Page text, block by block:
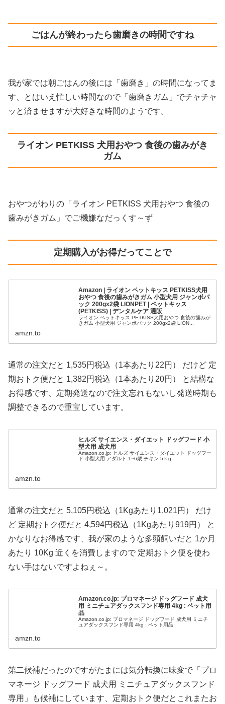
ごはんが終わったら歯磨きの時間ですね
我が家では朝ごはんの後には「歯磨き」の時間になってま
す、とはいえ忙しい時間なので「歯磨きガム」でチャチャ
ッと済ませますが大好きな時間のようです。
ライオン PETKISS 犬用おやつ 食後の歯みがき
ガム
おやつがわりの「ライオン PETKISS 犬用おやつ 食後の
歯みがきガム」でご機嫌なだっくす～ず
定期購入がお得だってことで
Amazon | ライオン ペットキッス PETKISS犬用
おやつ 食後の歯みがきガム 小型犬用 ジャンボパ
ック 200gx2袋 LIONPET | ペットキッス
(PETKISS) | デンタルケア 通販
ライオン ペットキッス PETKISS犬用おやつ 食後の歯みが
きガム 小型犬用 ジャンボパック 200gx2袋 LION...
amzn.to
通常の注文だと 1,535円税込（1本あたり22円） だけど 定
期おトク便だと 1,382円税込（1本あたり20円） と結構な
お得感です、定期発送なので注文忘れもないし発送時期も
調整できるので重宝しています。
ヒルズ サイエンス・ダイエット ドッグフード 小
型犬用 成犬用
Amazon.co.jp: ヒルズ サイエンス・ダイエット ドッグフー
ド 小型犬用 アダルト 1~6歳 チキン 5ｋg ...
amzn.to
通常の注文だと 5,105円税込（1Kgあたり1,021円） だけ
ど 定期おトク便だと 4,594円税込（1Kgあたり919円） と
かなりなお得感です、我が家のような多頭飼いだと 1か月
あたり 10Kg 近くを消費しますので 定期おトク便を使わ
ない手はないですよねぇ～。
Amazon.co.jp: プロマネージ ドッグフード 成犬
用 ミニチュアダックスフンド専用 4kg : ペット用
品
Amazon.co.jp: プロマネージ ドッグフード 成犬用 ミニチ
ュアダックスフンド専用 4kg : ペット用品
amzn.to
第二候補だったのですがたまには気分転換に味変で「プロ
マネージ ドッグフード 成犬用 ミニチュアダックスフンド
専用」も候補にしています、定期おトク便だとこれまたお